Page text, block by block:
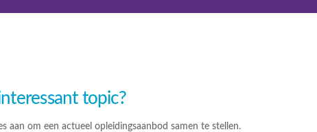
topic?
aan om een actueel opleidingsaanbod samen te stellen.